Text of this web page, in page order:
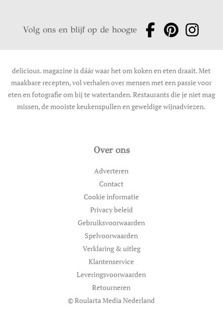
Volg ons en blijf op de hoogte
delicious. magazine is dáár waar het om koken en eten draait. Met
maakbare recepten, vol verhalen over mensen met een passie voor
eten en fotografie om bij te watertanden. Restaurants die je niet mag
missen, de mooiste keukenspullen en geweldige wijnadviezen.
Over ons
Adverteren
Contact
Cookie informatie
Privacy beleid
Gebruiksvoorwaarden
Spelvoorwaarden
Verklaring & uitleg
Klantenservice
Leveringsvoorwaarden
Retourneren
© Roularta Media Nederland